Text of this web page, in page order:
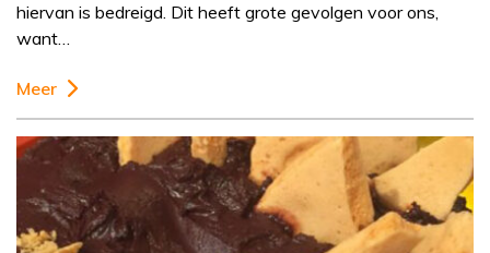
hiervan is bedreigd. Dit heeft grote gevolgen voor ons,
want…
Meer